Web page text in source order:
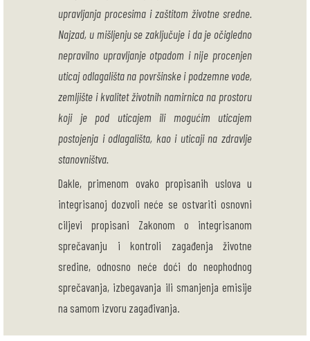
upravljanja procesima i zaštitom životne sredne.
Najzad, u mišljenju se zaključuje i da je očigledno
nepravilno upravljanje otpadom i nije procenjen
uticaj odlagališta na površinske i podzemne vode,
zemljište i kvalitet životnih namirnica na prostoru
koji je pod uticajem ili mogućim uticajem
postojenja i odlagališta, kao i uticaji na zdravlje
stanovništva.
Dakle, primenom ovako propisanih uslova u
integrisanoj dozvoli neće se ostvariti osnovni
ciljevi propisani Zakonom o integrisanom
sprečavanju i kontroli zagađenja životne
sredine, odnosno neće doći do neophodnog
sprečavanja, izbegavanja ili smanjenja emisije
na samom izvoru zagađivanja.